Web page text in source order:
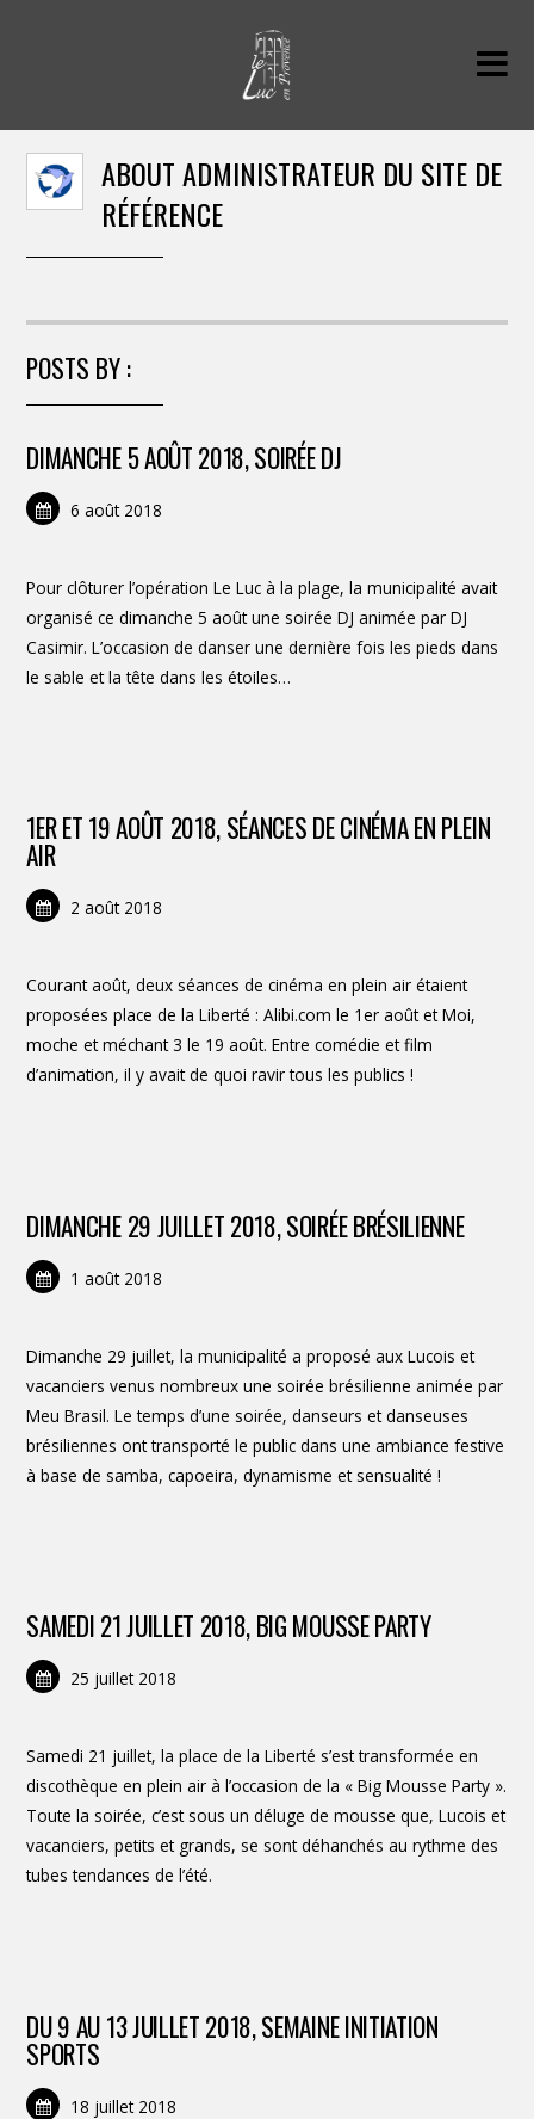
ABOUTADMINISTRATEUR DU SITE DE
RÉFÉRENCE
POSTS BY :
DIMANCHE 5 AOÛT 2018, SOIRÉE DJ
6 août 2018
Pour clôturer l’opération Le Luc à la plage, la municipalité avait
organisé ce dimanche 5 août une soirée DJ animée par DJ
Casimir. L’occasion de danser une dernière fois les pieds dans
le sable et la tête dans les étoiles…
1ER ET 19 AOÛT 2018, SÉANCES DE CINÉMA EN PLEIN
AIR
2 août 2018
Courant août, deux séances de cinéma en plein air étaient
proposées place de la Liberté : Alibi.com le 1er août et Moi,
moche et méchant 3 le 19 août. Entre comédie et film
d’animation, il y avait de quoi ravir tous les publics !
DIMANCHE 29 JUILLET 2018, SOIRÉE BRÉSILIENNE
1 août 2018
Dimanche 29 juillet, la municipalité a proposé aux Lucois et
vacanciers venus nombreux une soirée brésilienne animée par
Meu Brasil. Le temps d’une soirée, danseurs et danseuses
brésiliennes ont transporté le public dans une ambiance festive
à base de samba, capoeira, dynamisme et sensualité !
SAMEDI 21 JUILLET 2018, BIG MOUSSE PARTY
25 juillet 2018
Samedi 21 juillet, la place de la Liberté s’est transformée en
discothèque en plein air à l’occasion de la « Big Mousse Party ».
Toute la soirée, c’est sous un déluge de mousse que, Lucois et
vacanciers, petits et grands, se sont déhanchés au rythme des
tubes tendances de l’été.
DU 9 AU 13 JUILLET 2018, SEMAINE INITIATION
SPORTS
18 juillet 2018